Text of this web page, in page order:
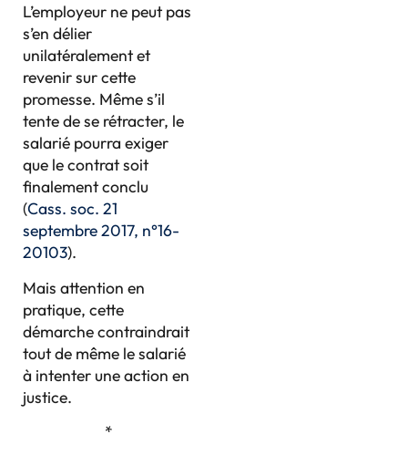
L’employeur ne peut pas
s’en délier
unilatéralement et
revenir sur cette
promesse. Même s’il
tente de se rétracter, le
salarié pourra exiger
que le contrat soit
finalement conclu
(Cass. soc. 21
septembre 2017, n°16-
20103).
Mais attention en
pratique, cette
démarche contraindrait
tout de même le salarié
à intenter une action en
justice.
*